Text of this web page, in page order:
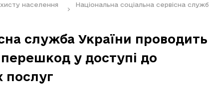
населення
Національна соціальна сервісна
служба України проводить
у доступі до
послуг